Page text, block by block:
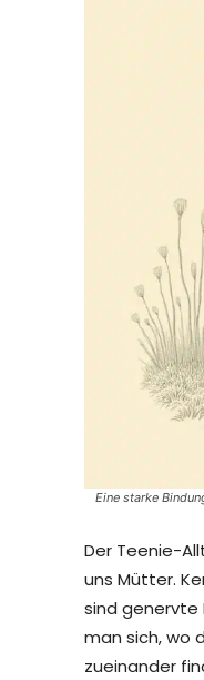
Eine starke
Der Teenie-
uns Mütter.
sind genervte
man sich, wo
zueinander